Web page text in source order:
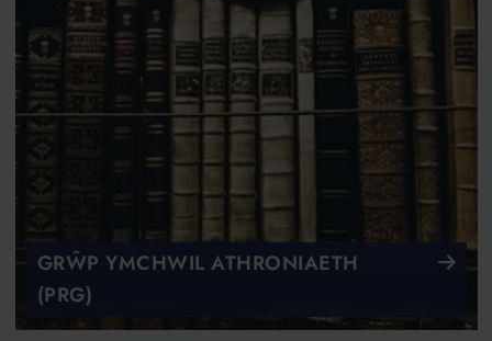
GRŴP YMCHWIL ATHRONIAETH
(PRG)